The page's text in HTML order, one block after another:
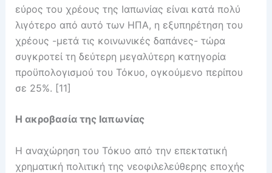
εύρος του χρέους της Ιαπωνίας είναι κατά πολύ
λιγότερο από αυτό των ΗΠΑ, η εξυπηρέτηση του
χρέους -μετά τις κοινωνικές δαπάνες- τώρα
συγκροτεί τη δεύτερη μεγαλύτερη κατηγορία
προϋπολογισμού του Τόκυο, ογκούμενο περίπου
σε 25%. [11]
Η ακροβασία της Ιαπωνίας
Η αναχώρηση του Τόκυο από την επεκτατική
χρηματική πολιτική της νεοφιλελεύθερης εποχής